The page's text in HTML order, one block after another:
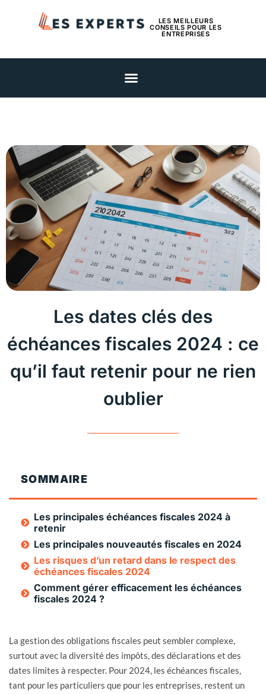
LES MEILLEURS
CONSEILS POUR LES
ENTREPRISES
Les dates clés des
échéances fiscales 2024 : ce
qu’il faut retenir pour ne rien
oublier
La gestion des obligations fiscales peut sembler complexe,
surtout avec la diversité des impôts, des déclarations et des
dates limites à respecter. Pour 2024, les échéances fiscales,
tant pour les particuliers que pour les entreprises, restent un
SOMMAIRE
Les principales échéances fiscales 2024 à
retenir
Les principales nouveautés fiscales en 2024
Les risques d’un retard dans le respect des
échéances fiscales 2024
Comment gérer efficacement les échéances
fiscales 2024 ?